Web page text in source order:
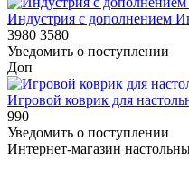
Индустрия с дополнением
3980 3580
Уведомить о поступлении
Доп
Игровой коврик для
990
Уведомить о поступлении
Интернет-магазин